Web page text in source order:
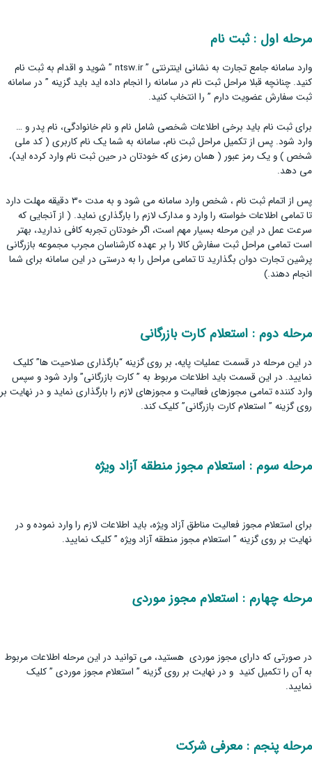
مرحله اول : ثبت نام
وارد سامانه جامع تجارت به نشانی اینترنتی ” ntsw.ir ” شوید و اقدام به ثبت نام
کنید. چنانچه قبلا مراحل ثبت نام در سامانه را انجام داده اید باید گزینه ” در سامانه
ثبت سفارش عضویت دارم ” را انتخاب کنید.
برای ثبت نام باید برخی اطلاعات شخصی شامل نام و نام خانوادگی، نام پدر و …
وارد شود. پس از تکمیل مراحل ثبت نام، سامانه به شما یک نام کاربری ( کد ملی
شخص ) و یک رمز عبور ( همان رمزی که خودتان در حین ثبت نام وارد کرده اید)،
می دهد.
پس از اتمام ثبت نام ، شخص وارد سامانه می شود و به مدت 30 دقیقه مهلت دارد
تا تمامی اطلاعات خواسته را وارد و مدارک لازم را بارگذاری نماید. ( از آنجایی که
سرعت عمل در این مرحله بسیار مهم است، اگر خودتان تجربه کافی ندارید، بهتر
است تمامی مراحل ثبت سفارش کالا را بر عهده کارشناسان مجرب مجموعه بازرگانی
پرشین تجارت دوان بگذارید تا تمامی مراحل را به درستی در این سامانه برای شما
انجام دهند.)
مرحله دوم : استعلام کارت بازرگانی
در این مرحله در قسمت عملیات پایه، بر روی گزینه “بارگذاری صلاحیت ها” کلیک
نمایید. در این قسمت باید اطلاعات مربوط به ” کارت بازرگانی” وارد شود و سپس
وارد کننده تمامی مجوزهای فعالیت و مجوزهای لازم را بارگذاری نماید و در نهایت بر
روی گزینه ” استعلام کارت بازرگانی” کلیک کند.
مرحله سوم : استعلام مجوز منطقه آزاد ویژه
برای استعلام مجوز فعالیت مناطق آزاد ویژه، باید اطلاعات لازم را وارد نموده و در
نهایت بر روی گزینه ” استعلام مجوز منطقه آزاد ویژه ” کلیک نمایید.
مرحله چهارم : استعلام مجوز موردی
در صورتی که دارای مجوز موردی هستید، می توانید در این مرحله اطلاعات مربوط
به آن را تکمیل کنید و در نهایت بر روی گزینه ” استعلام مجوز موردی ” کلیک
نمایید.
مرحله پنجم : معرفی شرکت